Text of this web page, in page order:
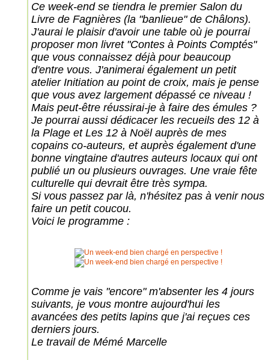
Ce week-end se tiendra le premier Salon du
Livre de Fagnières (la "banlieue" de Châlons).
J'aurai le plaisir d'avoir une table où je pourrai
proposer mon livret "Contes à Points Comptés"
que vous connaissez déjà pour beaucoup
d'entre vous. J'animerai également un petit
atelier Initiation au point de croix, mais je pense
que vous avez largement dépassé ce niveau !
Mais peut-être réussirai-je à faire des émules ?
Je pourrai aussi dédicacer les recueils des 12 à
la Plage et Les 12 à Noël auprès de mes
copains co-auteurs, et auprès également d'une
bonne vingtaine d'autres auteurs locaux qui ont
publié un ou plusieurs ouvrages. Une vraie fête
culturelle qui devrait être très sympa.
Si vous passez par là, n'hésitez pas à venir nous
faire un petit coucou.
Voici le programme :
Comme je vais "encore" m'absenter les 4 jours
suivants, je vous montre aujourd'hui les
avancées des petits lapins que j'ai reçues ces
derniers jours.
Le travail de Mémé Marcelle